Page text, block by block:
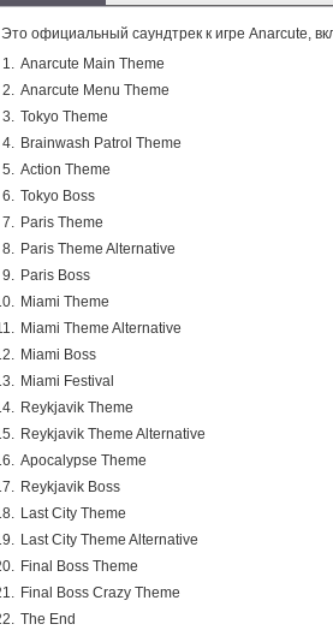
Это официальный саундтрек к игре Anarcute,
Anarcute Main Theme
Anarcute Menu Theme
Tokyo Theme
Brainwash Patrol Theme
Action Theme
Tokyo Boss
Paris Theme
Paris Theme Alternative
Paris Boss
Miami Theme
Miami Theme Alternative
Miami Boss
Miami Festival
Reykjavik Theme
Reykjavik Theme Alternative
Apocalypse Theme
Reykjavik Boss
Last City Theme
Last City Theme Alternative
Final Boss Theme
Final Boss Crazy Theme
The End